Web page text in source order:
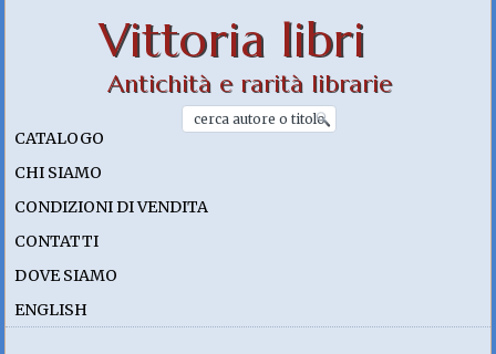
Vittoria libri
Antichità e rarità librarie
CATALOGO
CHI SIAMO
CONDIZIONI DI VENDITA
CONTATTI
DOVE SIAMO
ENGLISH